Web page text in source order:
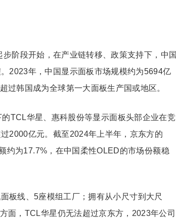
阶段开始，在产业链转移、政策支持下，中国
2023年，中国显示面板市场规模约为5694亿
过韩国成为全球第一大面板生产国或地区。
TCL华星、惠科股份等显示面板头部企业在竞
2000亿元。截至2024年上半年，京东方的
约为17.7%，在中国柔性OLED的市场份额稳
板线、5座模组工厂；拥有从小尺寸到大尺
面，TCL华星仍无法超过京东方，2023年公司